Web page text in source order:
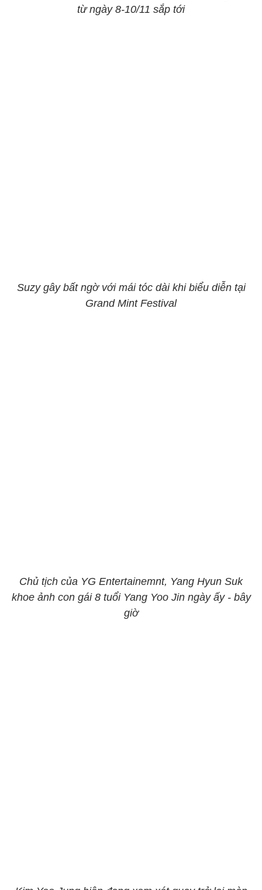
từ ngày 8-10/11 sắp tới
Suzy gây bất ngờ với mái tóc dài khi biểu diễn tại
Grand Mint Festival
Chủ tịch của YG Entertainemnt, Yang Hyun Suk
khoe ảnh con gái 8 tuổi Yang Yoo Jin ngày ấy - bây
giờ